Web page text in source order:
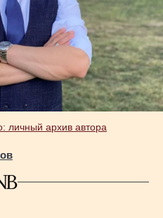
личный архив автора